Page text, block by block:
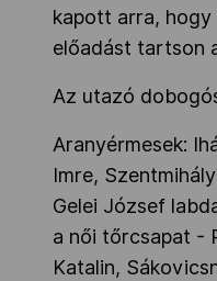
kapott arra, hogy
előadást tartson
Az utazó
Aranyérmesek:
Imre,
Gelei József
a női tőrcsapat -
Katalin,